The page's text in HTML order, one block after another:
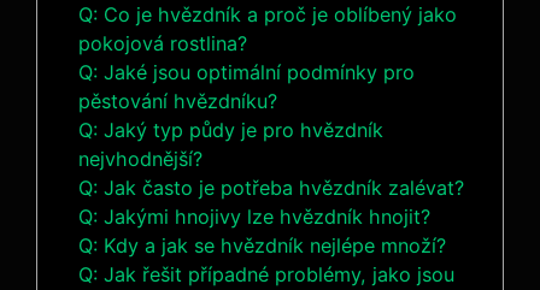
Q: Co je hvězdník a proč je oblíbený jako
pokojová rostlina?
Q: Jaké jsou optimální podmínky pro
pěstování hvězdníku?
Q: Jaký typ půdy je pro hvězdník
nejvhodnější?
Q: Jak často je potřeba hvězdník zalévat?
Q: Jakými hnojivy lze hvězdník hnojit?
Q: Kdy a jak se hvězdník nejlépe množí?
Q: Jak řešit případné problémy, jako jsou